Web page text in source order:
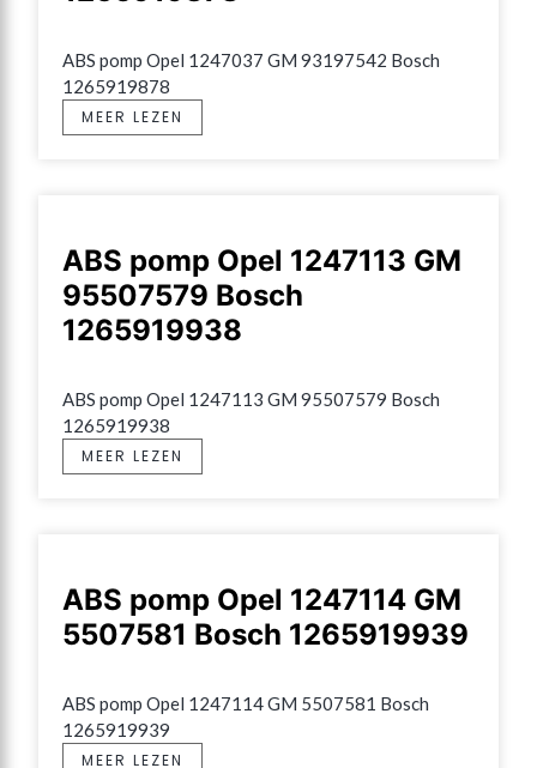
ABS pomp Opel 1247037 GM 93197542 Bosch
1265919878
MEER LEZEN
ABS pomp Opel 1247113 GM
95507579 Bosch
1265919938
ABS pomp Opel 1247113 GM 95507579 Bosch
1265919938
MEER LEZEN
ABS pomp Opel 1247114 GM
5507581 Bosch 1265919939
ABS pomp Opel 1247114 GM 5507581 Bosch
1265919939
MEER LEZEN